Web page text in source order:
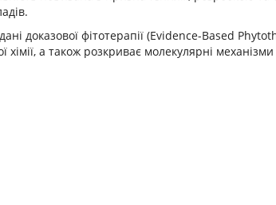
доказової фітотерапії (Evidence-Based
хімії, а також розкриває молекулярні